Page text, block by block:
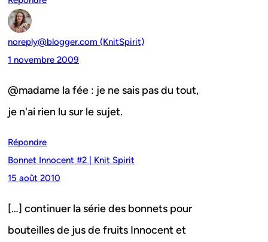
noreply@blogger.com (KnitSpirit)
1 novembre 2009
@madame la fée : je ne sais pas du tout,
je n'ai rien lu sur le sujet.
Répondre
Bonnet Innocent #2 | Knit Spirit
15 août 2010
[…] continuer la série des bonnets pour
bouteilles de jus de fruits Innocent et